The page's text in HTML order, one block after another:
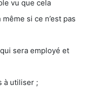
vu que cela
si ce n’est pas
sera employé et
à utiliser ;